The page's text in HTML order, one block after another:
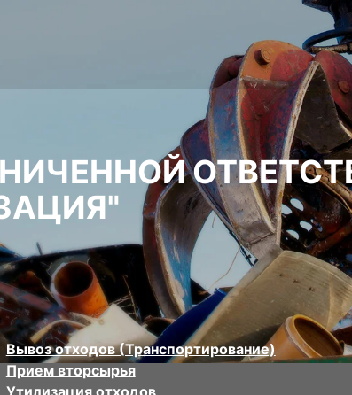
Вывоз отходов (Транспортирование)
Прием вторсырья